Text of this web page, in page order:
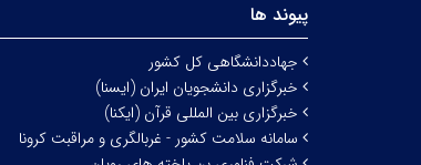
پیوند ها
جهاددانشگاهی کل کشور
خبرگزاری دانشجویان ایران (ایسنا)
خبرگزاری بین المللی قرآن (ایکنا)
سامانه سلامت کشور - غربالگری و مراقبت کرونا